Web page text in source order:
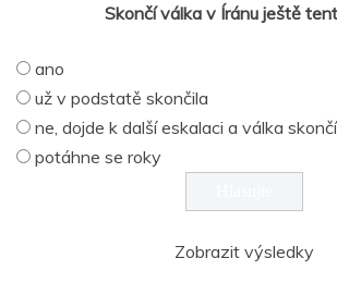
Skončí válka v Íránu ještě
ano
už v podstatě skončila
ne, dojde k další eskalaci a válka
potáhne se roky
Zobrazit výsledky